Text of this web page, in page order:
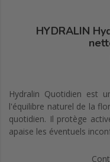
HYDRALIN
Hydralin Quotidien est
l'équilibre naturel de la
quotidien. Il protège
apaise les éventuels